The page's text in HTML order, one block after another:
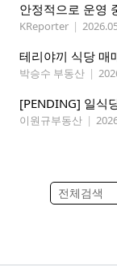
KReporter |
테리야끼 식당 매
박승수 부동산 |
[PENDING] 일식
이원규부동산 |